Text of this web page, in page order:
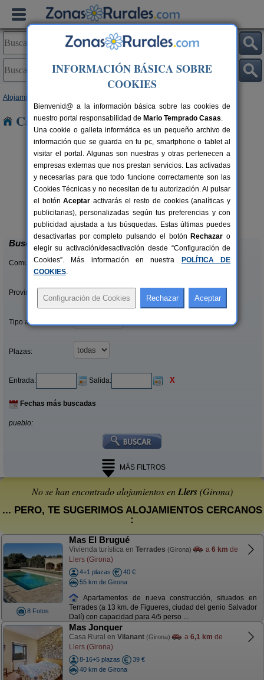
Alojamientos
Casas Rurales cerca de Llers
4-6+2 pers.
desde32 €
Can Roura
Viladamat (Girona)
Buscar
Comunidades:
Provincias/Islas:
Tipo alquiler:
Plazas:
Entrada: Salida: X
Fechas más buscadas
pueblo:
MÁS FILTROS
No se han encontrado alojamientos enLlers(Girona)
... PERO, TE SUGERIMOS ALOJAMIENTOS CERCANOS
:
8 Fotos
Mas El Brugué
Vivienda turística en Terrades (Girona) a 6 km de
Llers (Girona)
4+1 plazas
40 €
55 km de Girona
Apartamentos de nueva construcción, situados en
Terrades (a 13 km. de Figueres, ciudad del genio Salvador
Dalí) con capacidad para 4/5 perso ...
Mas Jonquer
Casa Rural en Vilanant (Girona) a 6,1 km de
Llers (Girona)
8-16+5 plazas
39 €
40 km de Girona
INFORMACIÓN BÁSICA SOBRE
COOKIES
Bienvenid@ a la información básica sobre las cookies de
nuestro portal responsabilidad de Mario Temprado Casas.
Una cookie o galleta informática es un pequeño archivo de
información que se guarda en tu pc, smartphone o tablet al
visitar el portal. Algunas son nuestras y otras pertenecen a
empresas externas que nos prestan servicios. Las activadas
y necesarias para que todo funcione correctamente son las
Cookies Técnicas y no necesitan de tu autorización. Al pulsar
el botónAceptar activarás el resto de cookies (analíticas y
publicitarias), personalizadas según tus preferencias y con
publicidad ajustada a tus búsquedas. Estas últimas puedes
desactivarlas por completo pulsando el botón Rechazar o
elegir su activación/desactivación desde “Configuración de
Cookies”. Más información en nuestra
POLÍTICA DE
COOKIES.